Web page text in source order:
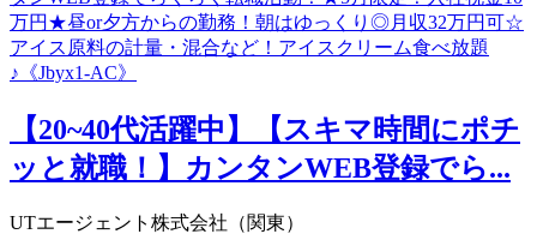
【20~40代活躍中】【スキマ時間にポチ
ッと就職！】カンタンWEB登録でら...
UTエージェント株式会社（関東）